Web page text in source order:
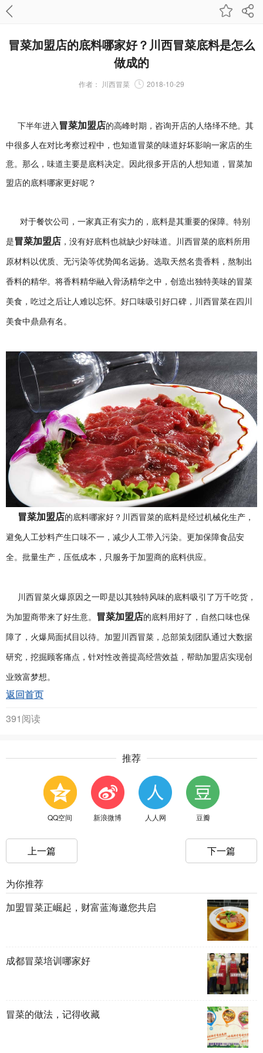
冒菜加盟店的底料哪家好？川西冒菜底料是怎么
做成的
作者： 川西冒菜 2018-10-29
下半年进入 冒菜加盟店的高峰时期 ， 咨询开店的人络绎不绝。 其
中很多人在对比考察过程中 ， 也知道冒菜的味道好坏影响一家店的生
意。 那么 ， 味道主要是底料决定。 因此很多开店的人想知道 ， 冒菜加
盟店的底料哪家更好呢 ？
对于餐饮公司，一家真正有实力的，底料是其重要的保障。特别
是 冒菜加盟店 ，没有好底料也就缺少好味道。川西冒菜的底料所用
原材料以优质、无污染等优势闻名远扬。选取天然名贵香料，熬制出
香料的精华。将香料精华融入骨汤精华之中，创造出独特美味的冒菜
美食，吃过之后让人难以忘怀。好口味吸引好口碑，川西冒菜在四川
美食中鼎鼎有名。
冒菜加盟店的底料哪家好？川西冒菜的底料是经过机械化生产，
避免人工炒料产生口味不一，减少人工带入污染。更加保障食品安
全。批量生产，压低成本，只服务于加盟商的底料供应。
川西冒菜火爆原因之一即是以其独特风味的底料吸引了万千吃货，
为加盟商带来了好生意。 冒菜加盟店的底料用好了，自然口味也保
障了，火爆局面拭目以待。加盟川西冒菜，总部策划团队通过大数据
研究，挖掘顾客痛点，针对性改善提高经营效益，帮助加盟店实现创
业致富梦想。
返回首页
391阅读
推荐
QQ空间 新浪微博 人人网 豆瓣
上一篇 下一篇
为你推荐
加盟冒菜正崛起，财富蓝海邀您共启
成都冒菜培训哪家好
冒菜的做法，记得收藏